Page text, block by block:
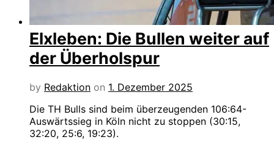
Elxleben: Die Bullen weiter auf
der Überholspur
by Redaktion on 1. Dezember 2025
Die TH Bulls sind beim überzeugenden 106:64-
Auswärtssieg in Köln nicht zu stoppen (30:15,
32:20, 25:6, 19:23).